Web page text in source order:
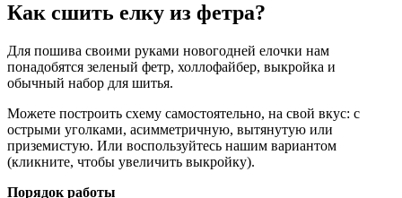
Как сшить елку из фетра?
Для пошива своими руками новогодней елочки нам
понадобятся зеленый фетр, холлофайбер, выкройка и
обычный набор для шитья.
Можете построить схему самостоятельно, на свой вкус: с
острыми уголками, асимметричную, вытянутую или
приземистую. Или воспользуйтесь нашим вариантом
(кликните, чтобы увеличить выкройку).
Порядок работы